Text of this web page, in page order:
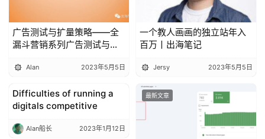
广告测试与扩量策略——全
漏斗营销系列广告测试与扩
Alan 2023年5月5日
一个教人画画的独立站年入
百万丨出海笔记
Jersy 2023年5月5日
Entrepreneurship
Difficulties of running a
digitals competitive
Alan船长 2023年1月12日
最新文章